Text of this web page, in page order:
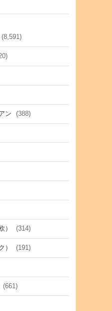
(8,591)
ン (388)
） (314)
） (191)
(661)